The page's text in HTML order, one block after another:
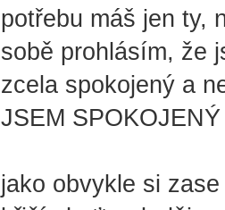
potřebu máš jen ty,
sobě prohlásím, že
zcela spokojený a
JSEM SPOKOJENÝ
jako obvykle si